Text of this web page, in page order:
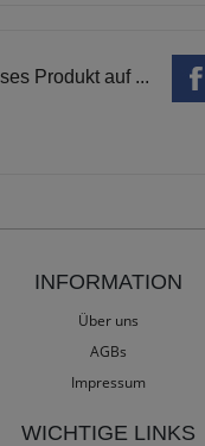
Produkt auf ...
INFORMATION
Über uns
AGBs
Impressum
WICHTIGE LINKS